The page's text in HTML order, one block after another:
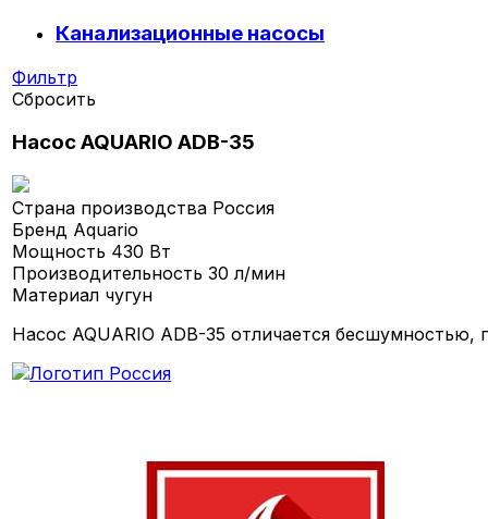
Канализационные насосы
Фильтр
Сбросить
Насос AQUARIO ADB-35
Страна производства Россия
Бренд Aquario
Мощность 430 Вт
Производительность30 л/мин
Материал чугун
Насос AQUARIO ADB-35 отличается